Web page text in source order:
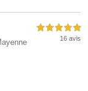
5,0 étoiles sur 5
16 avis